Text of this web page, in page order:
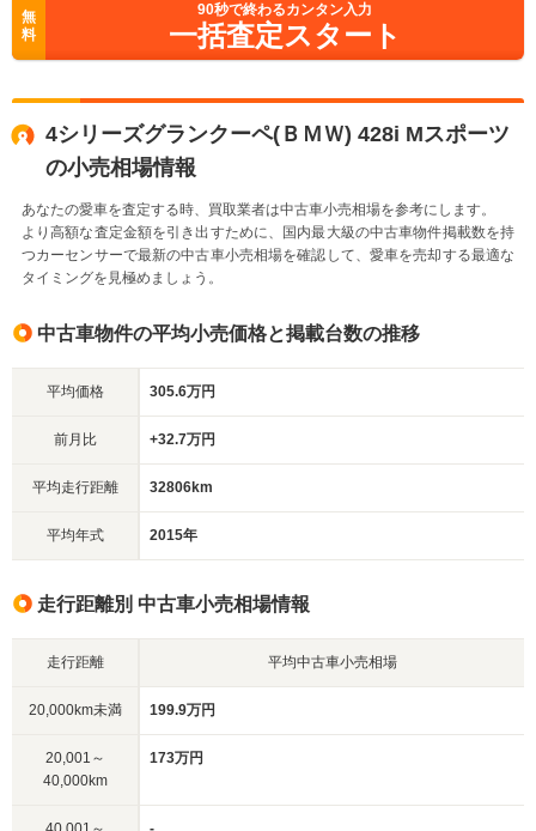
無
料
90秒で終わるカンタン入力
一括査定スタート
4シリーズグランクーペ(ＢＭＷ) 428i Mスポーツ
の小売相場情報
あなたの愛車を査定する時、買取業者は中古車小売相場を参考にします。
より高額な査定金額を引き出すために、国内最大級の中古車物件掲載数を持
つカーセンサーで最新の中古車小売相場を確認して、愛車を売却する最適な
タイミングを見極めましょう。
中古車物件の平均小売価格と掲載台数の推移
平均価格 305.6万円
前月比 +32.7万円
平均走行距離 32806km
平均年式 2015年
走行距離別 中古車小売相場情報
走行距離 平均中古車小売相場
20,000km未満 199.9万円
20,001～
40,000km
173万円